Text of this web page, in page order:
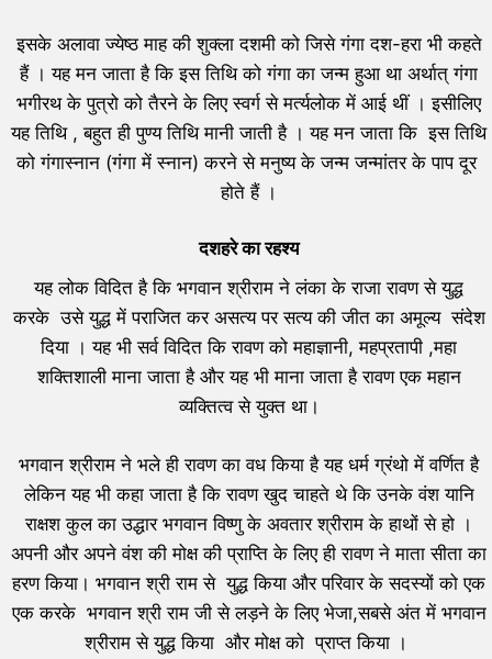
इसके अलावा ज्येष्ठ माह की शुक्ला दशमी को जिसे गंगा दश-हरा भी कहते
हैं । यह मन जाता है कि इस तिथि को गंगा का जन्म हुआ था अर्थात् गंगा
भगीरथ के पुत्रो को तैरने के लिए स्वर्ग से मर्त्यलोक में आई थीं । इसीलिए
यह तिथि , बहुत ही पुण्य तिथि मानी जाती है । यह मन जाता कि इस तिथि
को गंगास्नान (गंगा में स्नान) करने से मनुष्य के जन्म जन्मांतर के पाप दूर
होते हैं ।
दशहरे का रहश्य
यह लोक विदित है कि भगवान श्रीराम ने लंका के राजा रावण से युद्ध
करके उसे युद्ध में पराजित कर असत्य पर सत्य की जीत का अमूल्य संदेश
दिया । यह भी सर्व विदित कि रावण को महाज्ञानी, महप्रतापी ,महा
शक्तिशाली माना जाता है और यह भी माना जाता है रावण एक महान
व्यक्तित्व से युक्त था।
भगवान श्रीराम ने भले ही रावण का वध किया है यह धर्म ग्रंथो में वर्णित है
लेकिन यह भी कहा जाता है कि रावण खुद चाहते थे कि उनके वंश यानि
राक्षश कुल का उद्धार भगवान विष्णु के अवतार श्रीराम के हाथों से हो ।
अपनी और अपने वंश की मोक्ष की प्राप्ति के लिए ही रावण ने माता सीता का
हरण किया। भगवान श्री राम से युद्ध किया और परिवार के सदस्यों को एक
एक करके भगवान श्री राम जी से लड़ने के लिए भेजा,सबसे अंत में भगवान
श्रीराम से युद्ध किया और मोक्ष को प्राप्त किया ।